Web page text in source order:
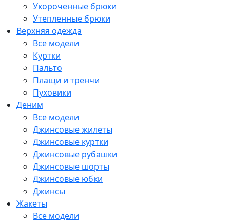
Укороченные брюки
Утепленные брюки
Верхняя одежда
Все модели
Куртки
Пальто
Плащи и тренчи
Пуховики
Деним
Все модели
Джинсовые жилеты
Джинсовые куртки
Джинсовые рубашки
Джинсовые шорты
Джинсовые юбки
Джинсы
Жакеты
Все модели